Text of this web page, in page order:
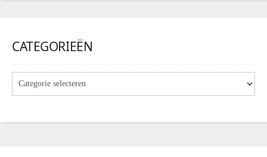
CATEGORIEËN